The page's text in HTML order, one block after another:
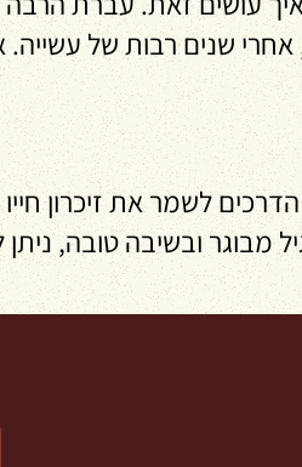
שנים רבות של
לשמר את זיכרון
מבוגר ובשיבה טובה,